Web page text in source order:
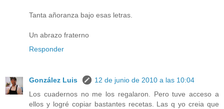
Tanta añoranza bajo esas letras.
Un abrazo fraterno
Responder
González Luis
12 de junio de 2010 a las 10:04
Los cuadernos no me los regalaron. Pero tuve acceso a
ellos y logré copiar bastantes recetas. Las q yo creia que